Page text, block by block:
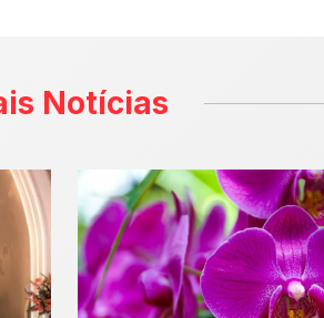
Notícias